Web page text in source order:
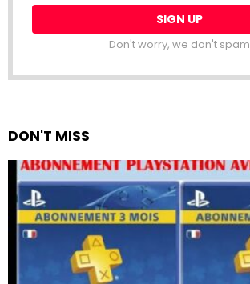
Don't worry, we don't spam
DON'T MISS